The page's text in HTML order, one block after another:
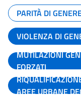
PARITÀ DI
VIOLENZA DI
MUTILAZIONI
FORZATI
AREE URBANE